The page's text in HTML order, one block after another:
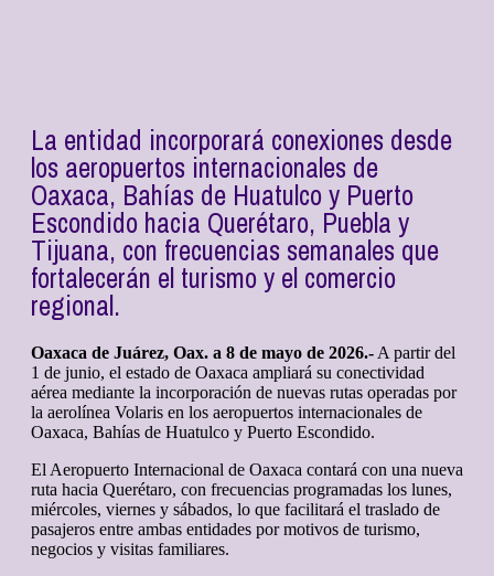
La entidad incorporará conexiones desde
los aeropuertos internacionales de
Oaxaca, Bahías de Huatulco y Puerto
Escondido hacia Querétaro, Puebla y
Tijuana, con frecuencias semanales que
fortalecerán el turismo y el comercio
regional.
Oaxaca de Juárez, Oax. a 8 de mayo de 2026.- A partir del
1 de junio, el estado de Oaxaca ampliará su conectividad
aérea mediante la incorporación de nuevas rutas operadas por
la aerolínea Volaris en los aeropuertos internacionales de
Oaxaca, Bahías de Huatulco y Puerto Escondido.
El Aeropuerto Internacional de Oaxaca contará con una nueva
ruta hacia Querétaro, con frecuencias programadas los lunes,
miércoles, viernes y sábados, lo que facilitará el traslado de
pasajeros entre ambas entidades por motivos de turismo,
negocios y visitas familiares.